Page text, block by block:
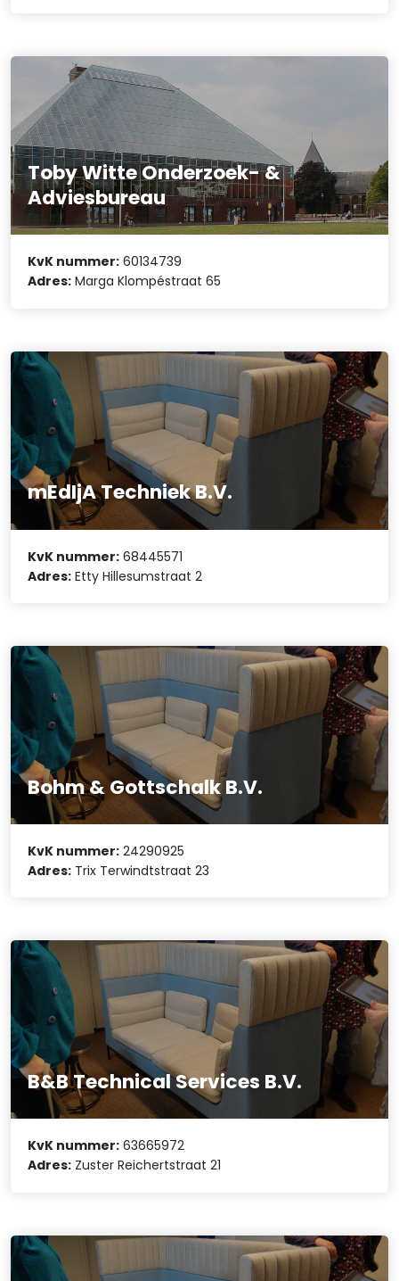
Toby Witte Onderzoek- &
Adviesbureau
KvK nummer: 60134739
Adres: Marga Klompéstraat 65
mEdIjA Techniek B.V.
KvK nummer: 68445571
Adres: Etty Hillesumstraat 2
Bohm & Gottschalk B.V.
KvK nummer: 24290925
Adres: Trix Terwindtstraat 23
B&B Technical Services B.V.
KvK nummer: 63665972
Adres: Zuster Reichertstraat 21